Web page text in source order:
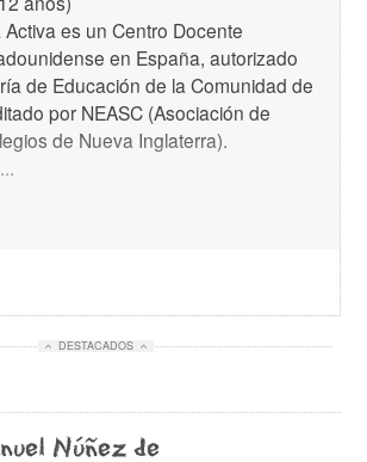
es un Centro Docente
en España, autorizado
de Educación de la Comunidad de
por NEASC (Asociación de
de Nueva Inglaterra).
DESTACADOS
Núñez de